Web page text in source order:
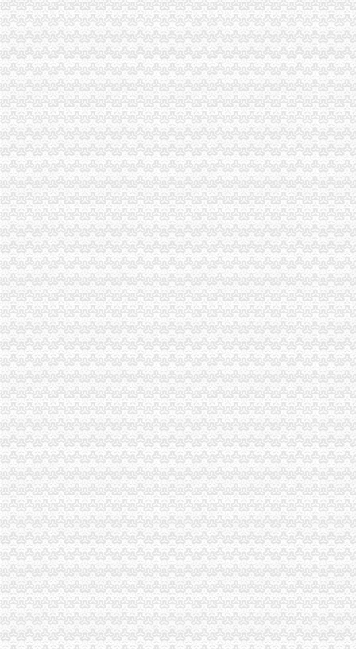
港联国际供应深圳公司执照转让、变更一站式办理-深圳58同城
【58同城】重庆南岸四公里工商年检_工商营业执照年检
【58同城】重庆南岸四公里工商注册_公司注册代理_代办注册公司价格
【重庆四公里税务登记|税务登记证办理|代理税务登记】-重庆赶集网
【重庆四公里企业法人变更|企业名称变更|企业地址变更】-重庆赶集网
亲们,南平四公里开餐馆怎么办理营业执照,到哪里班啊？_百度知道
四公里工商**、公司注册、转让、注销、异动解除重庆工商年检今题网
代办朝营业执照四天快速取执照
武汉110家银行网点免费代办工商登记4日拿营业执照_大楚网_腾讯网
代办营业执照_事务网_中国事务网
【重庆四公里公司资质认证|企业资质认证|企业认证网】-重庆赶集网
企业可通过四大行代办营业执照_网易新闻
到银行即可办理领取营业执照|工商银行|营业执照|电子化_新浪新闻
重庆今荣（集团）有限公司四公里店_【电话地址_招聘信息_注册信息_
【工商注册代办深圳营业执照个体工商户营业执照代办四证合一】价
中山东升代办营业执照,零元注册,全程代办,仅需四步_志趣网
代办朝营业执照-重庆爱问分类
【工商代办青岛四区代办营业执照-新梦想代理记账有限公司】价
到银行即可办理领取营业执照_网易财经
深圳营业执照代办千万要注意哪几点？
【营业执照】_二手_转让_回收–闲鱼
一元钱可开公司了代办执照生意减三成_四川在线
变更执照新办执照专业代办-北京58同城
佛山代办工商营业执照佛山桂城海四路36号-佛山58同城
【东莞协立代办营业执照酒店】东莞协立代办营业执照酒店预订_东莞
【58同城】重庆南岸四公里商务服务_四公里商务服务频道_四公里商务
代办北京公司执照_bjtannet_新浪博客
工商代办青岛四区代办营业执照-青青岛社区
重庆地区代办营业执照-重庆爱问分类
彭水工商执照代办-重庆爱问分类
【图】广州南沙区南头工商财税代理公司注册营业执照变更年审-广州
江门代办营业执照,江门注册公司,江门代理记账,江门工商代理,
【石家庄工商注册代办营业执照工商营业执照营业执照年检】厂家
南岸区四公里朋源汽车信息咨询服务部
增城市营业执照代办,所需要准备的材料以及费用与流程_邮市四p8_
沈代办营业执照-沈代办工商执照公司注册|沈代办公司注销废业|
我在外地,想在青岛找人代办沧口四流中路经商营业执照,_搜问问
【深圳代办执照代办深圳营业执照四证合一】价格_厂家_图片-Hc360
津招商,享受税收优惠,免费代办工商执照-工农村街工商注册|天